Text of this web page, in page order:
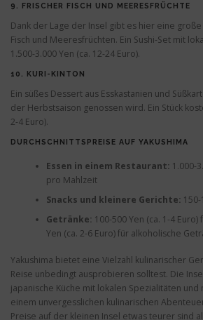
9. FRISCHER FISCH UND MEERESFRÜCHTE
Dank der Lage der Insel gibt es hier eine
Fisch und Meeresfrüchten. Ein Sushi-Set mit
1.500-3.000 Yen (ca. 12-24 Euro).
10. KURI-KINTON
Ein süßes Dessert aus Esskastanien und
der Herbstsaison genossen wird. Ein Stück
2-4 Euro).
DURCHSCHNITTSPREISE AUF YAKUSHIMA
Essen in einem Restaurant: 1.000-
pro Mahlzeit
Snacks und kleinere Gerichte:
Getränke: 100-500 Yen (ca. 1-4
Yen (ca. 2-6 Euro) für alkoholische
Yakushima bietet eine Vielzahl kulinarischer
Reise unbedingt ausprobieren solltest. Die
japanische Küche mit lokalen Spezialitäten und
einem unvergesslichen kulinarischen
Preise auf der kleinen Insel etwas teurer sind